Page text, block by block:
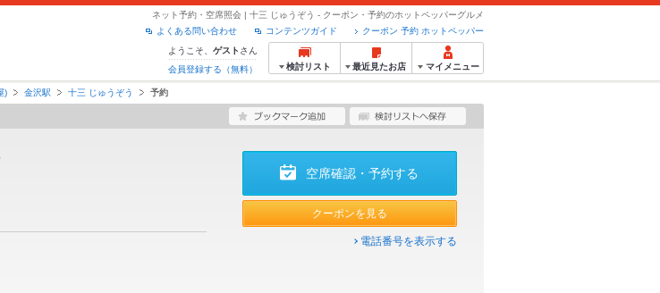
ネット予約・空席照会 | 十三 じゅうぞう - クーポン・予約のホットペッパーグルメ
クーポン 予約 ホットペッパー
コンテンツガイド
よくある問い合わせ
ようこそ、 ゲスト さん
会員登録する（無料）
検討リスト 最近見たお店 マイメニュー
) 金沢駅 十三 じゅうぞう 予約
空席確認・予約する
クーポンを見る
電話番号を表示する